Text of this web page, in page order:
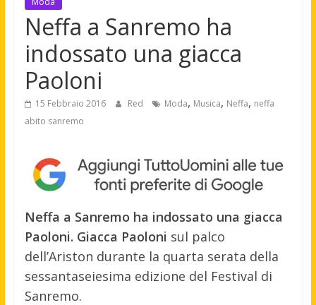
Neffa a Sanremo ha
indossato una giacca
Paoloni
15 Febbraio 2016 Red Moda, Musica, Neffa, neffa
abito sanremo
Neffa a Sanremo ha indossato una giacca
Paoloni. Giacca Paoloni sul palco
dell’Ariston durante la quarta serata della
sessantaseiesima edizione del Festival di
Sanremo.